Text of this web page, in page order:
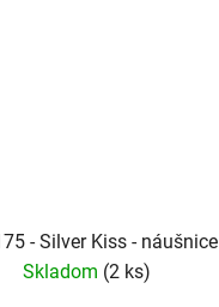
- Silver Kiss - náušnice
Skladom (2 ks)